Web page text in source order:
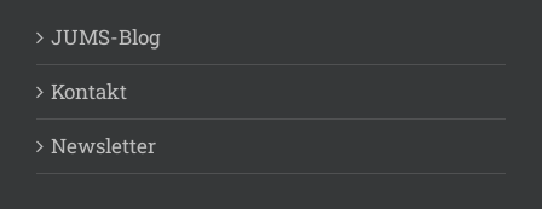
JUMS-Blog
Kontakt
Newsletter